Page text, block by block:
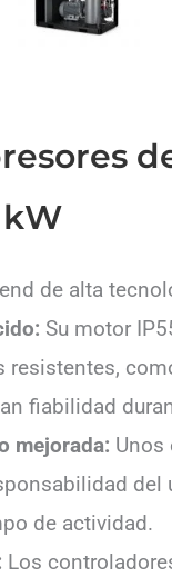
kW
de alta
Su motor
resistentes,
fiabilidad
mejorada:
de actividad.
Los